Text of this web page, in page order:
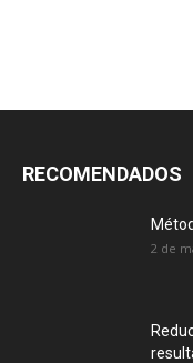
RECOMENDADOS
2 de